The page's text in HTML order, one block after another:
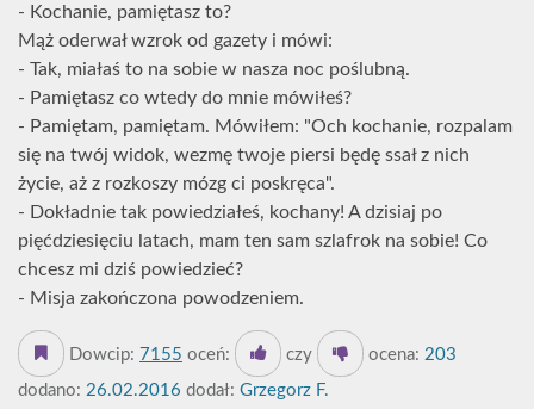
- Kochanie, pamiętasz to?
Mąż oderwał wzrok od gazety i mówi:
- Tak, miałaś to na sobie w nasza noc poślubną.
- Pamiętasz co wtedy do mnie mówiłeś?
- Pamiętam, pamiętam. Mówiłem: "Och kochanie, rozpalam
się na twój widok, wezmę twoje piersi będę ssał z nich
życie, aż z rozkoszy mózg ci poskręca".
- Dokładnie tak powiedziałeś, kochany! A dzisiaj po
pięćdziesięciu latach, mam ten sam szlafrok na sobie! Co
chcesz mi dziś powiedzieć?
- Misja zakończona powodzeniem.
Dowcip: 7155 oceń: czy ocena: 203
dodano: 26.02.2016 dodał: Grzegorz F.